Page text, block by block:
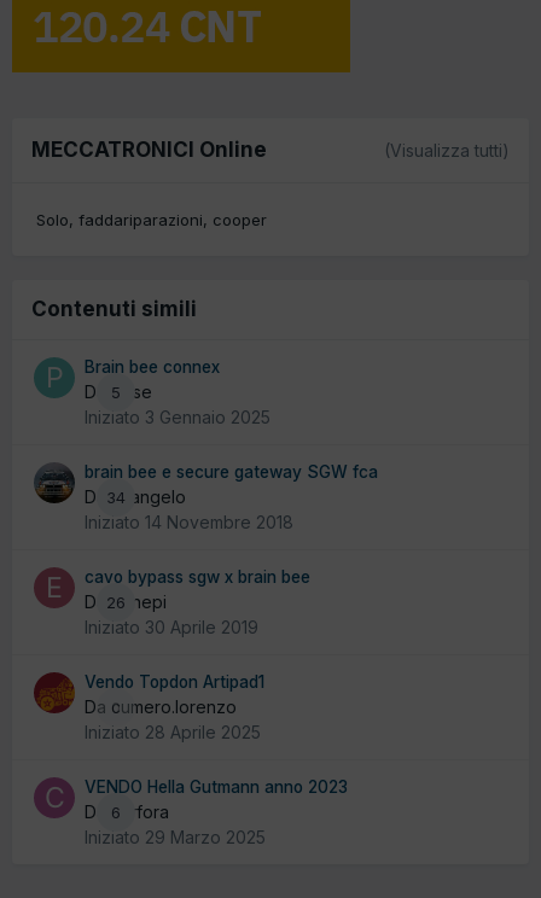
MECCATRONICI Online (Visualizza tutti)
Solo faddariparazioni cooper
Contenuti simili
5
Brain bee connex
Da Pese
Iniziato 3 Gennaio 2025
34
brain bee e secure gateway SGW fca
Da alfangelo
Iniziato 14 Novembre 2018
26
cavo bypass sgw x brain bee
Da ennepi
Iniziato 30 Aprile 2019
0
Vendo Topdon Artipad1
Da cumero.lorenzo
Iniziato 28 Aprile 2025
6
VENDO Hella Gutmann anno 2023
Da carfora
Iniziato 29 Marzo 2025